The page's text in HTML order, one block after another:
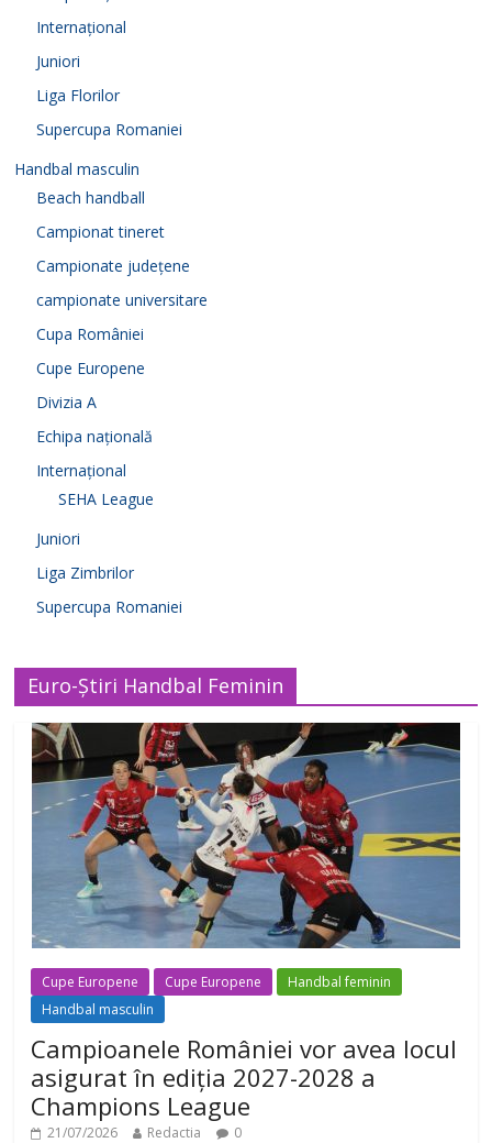
Internațional
Juniori
Liga Florilor
Supercupa Romaniei
Handbal masculin
Beach handball
Campionat tineret
Campionate județene
campionate universitare
Cupa României
Cupe Europene
Divizia A
Echipa națională
Internațional
SEHA League
Juniori
Liga Zimbrilor
Supercupa Romaniei
Euro-Știri Handbal Feminin
Cupe Europene Cupe Europene
Handbal feminin
Handbal masculin
Campioanele României vor avea locul
asigurat în ediția 2027-2028 a
Champions League
21/07/2026 Redactia 0